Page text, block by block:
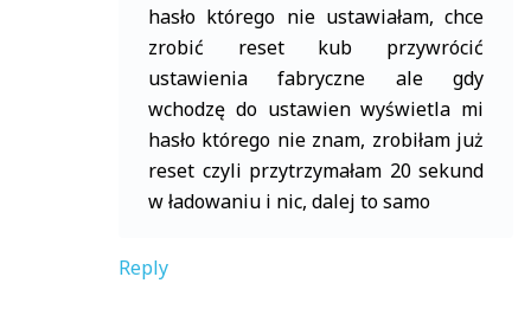
hasło którego nie ustawiałam, chce
zrobić reset kub przywrócić
ustawienia fabryczne ale gdy
wchodzę do ustawien wyświetla mi
hasło którego nie znam, zrobiłam już
reset czyli przytrzymałam 20 sekund
w ładowaniu i nic, dalej to samo
Reply